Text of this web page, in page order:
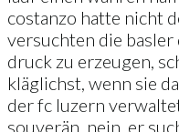
costanzo hatte nicht
versuchten die basler
druck zu erzeugen,
kläglichst, wenn sie
der fc luzern
souverän, nein, er